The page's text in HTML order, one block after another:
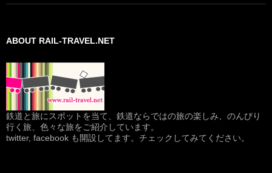
ABOUT RAIL-TRAVEL.NET
鉄道と旅にスポットを当て、鉄道ならではの旅の楽しみ、のんびり
行く旅、色々な旅をご紹介しています。
twitter, facebook も開設してます。チェックしてみてください。